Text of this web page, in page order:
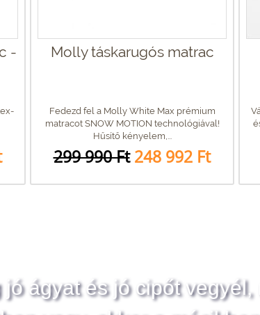
- Molly táskarugós matrac
Fedezd fel a Molly White Max prémium
matracot SNOW MOTION technológiával!
Hűsítő kényelem,...
299 990 Ft 248 992 Ft
jó ágyat és jó cipőt